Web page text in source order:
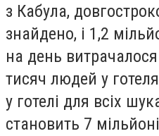
з Кабула,
знайдено, і 1,2
на день
тисяч людей у
у готелі для всіх
становить 7